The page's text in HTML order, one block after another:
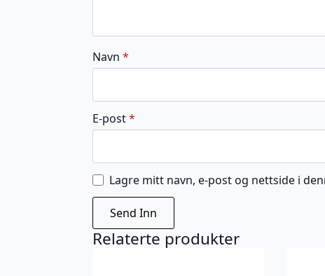
Navn *
E-post*
Lagre mitt navn, e-post og nettside i
Relaterte produkter